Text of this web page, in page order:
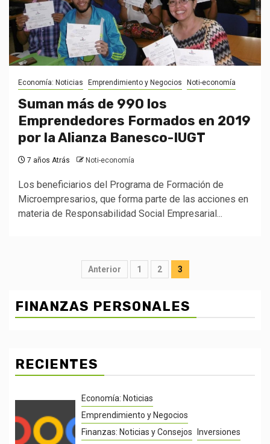
Economía: Noticias Emprendimiento y Negocios Noti-economía
Suman más de 990 los
Emprendedores Formados en 2019
por la Alianza Banesco-IUGT
7 años Atrás Noti-economía
Los beneficiarios del Programa de Formación de
Microempresarios, que forma parte de las acciones en
materia de Responsabilidad Social Empresarial...
Posts
Anterior 1 2 3
FINANZAS PERSONALES
RECIENTES
Economía: Noticias
Emprendimiento y Negocios
Finanzas: Noticias y Consejos
Inversiones